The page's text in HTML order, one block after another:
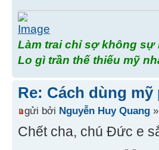
Làm trai chỉ sợ không sự
Lo gì trần thế thiếu mỹ
Re: Cách dùng mỹ
gửi bởi Nguyễn Huy Quang
Chết cha, chú Đức e